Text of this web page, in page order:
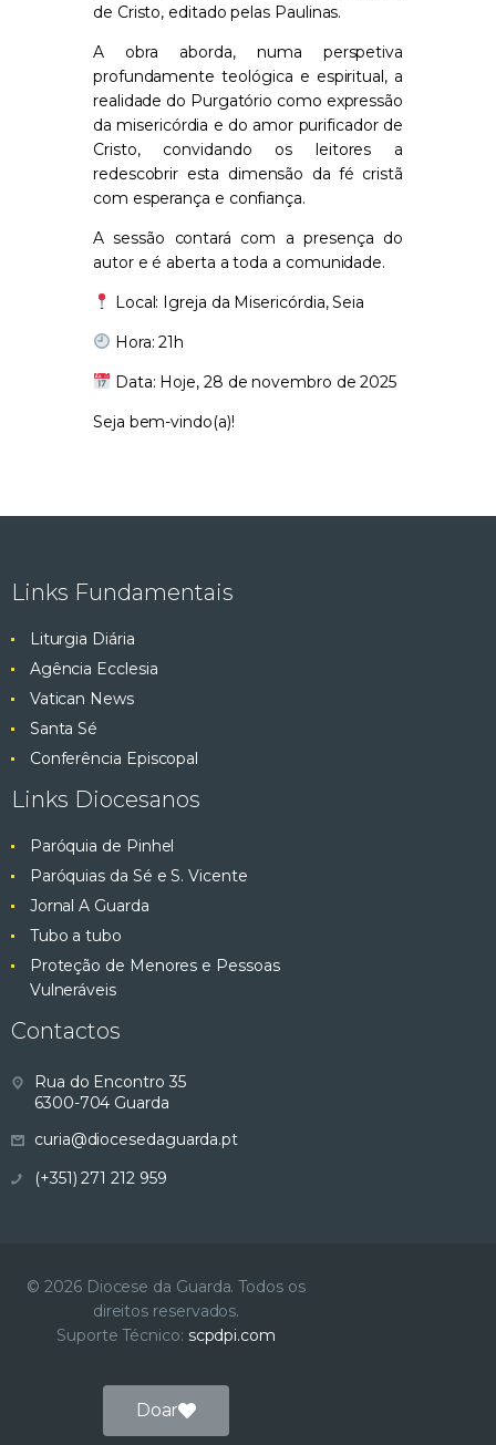
de Cristo, editado pelas Paulinas.
A obra aborda, numa perspetiva
profundamente teológica e espiritual, a
realidade do Purgatório como expressão
da misericórdia e do amor purificador de
Cristo, convidando os leitores a
redescobrir esta dimensão da fé cristã
com esperança e confiança.
A sessão contará com a presença do
autor e é aberta a toda a comunidade.
Local: Igreja da Misericórdia, Seia
Hora: 21h
Data: Hoje, 28 de novembro de 2025
Seja bem-vindo(a)!
Links Fundamentais
Liturgia Diária
Agência Ecclesia
Vatican News
Santa Sé
Conferência Episcopal
Links Diocesanos
Paróquia de Pinhel
Paróquias da Sé e S. Vicente
Jornal A Guarda
Tubo a tubo
Proteção de Menores e Pessoas
Vulneráveis
Contactos
Rua do Encontro 35
6300-704 Guarda
curia@diocesedaguarda.pt
(+351) 271 212 959
© 2026 Diocese da Guarda. Todos os
direitos reservados.
Suporte Técnico: scpdpi.com
Doar